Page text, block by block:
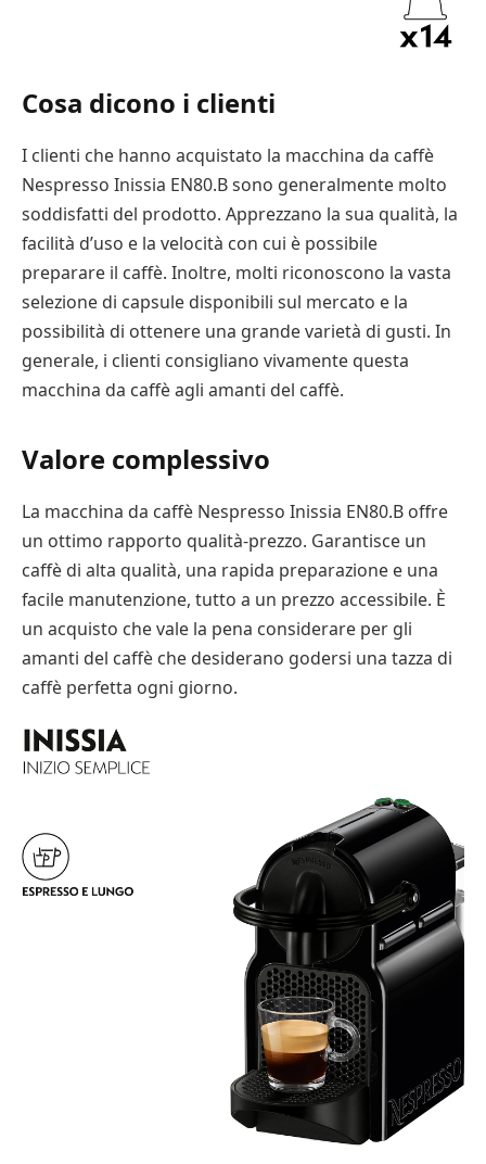
Cosa dicono i clienti
I clienti che hanno acquistato la macchina da caffè
Nespresso Inissia EN80.B sono generalmente molto
soddisfatti del prodotto. Apprezzano la sua qualità, la
facilità d’uso e la velocità con cui è possibile
preparare il caffè. Inoltre, molti riconoscono la vasta
selezione di capsule disponibili sul mercato e la
possibilità di ottenere una grande varietà di gusti. In
generale, i clienti consigliano vivamente questa
macchina da caffè agli amanti del caffè.
Valore complessivo
La macchina da caffè Nespresso Inissia EN80.B offre
un ottimo rapporto qualità-prezzo. Garantisce un
caffè di alta qualità, una rapida preparazione e una
facile manutenzione, tutto a un prezzo accessibile. È
un acquisto che vale la pena considerare per gli
amanti del caffè che desiderano godersi una tazza di
caffè perfetta ogni giorno.